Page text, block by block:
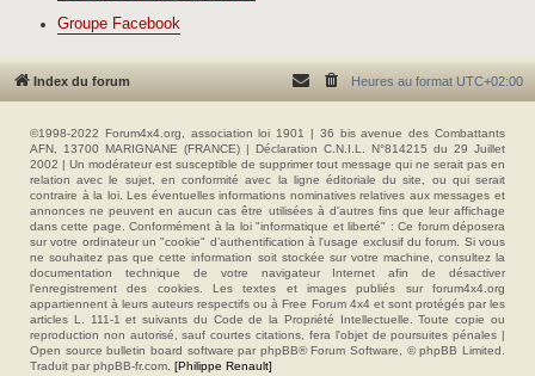
Groupe Facebook
Index du forum Heures au format UTC+02:00
©1998-2022 Forum4x4.org, association loi 1901 | 36 bis avenue des Combattants
AFN, 13700 MARIGNANE (FRANCE) | Déclaration C.N.I.L. N°814215 du 29 Juillet
2002 | Un modérateur est susceptible de supprimer tout message qui ne serait pas en
relation avec le sujet, en conformité avec la ligne éditoriale du site, ou qui serait
contraire à la loi. Les éventuelles informations nominatives relatives aux messages et
annonces ne peuvent en aucun cas être utilisées à d'autres fins que leur affichage
dans cette page. Conformément à la loi "informatique et liberté" : Ce forum déposera
sur votre ordinateur un "cookie" d’authentification à l'usage exclusif du forum. Si vous
ne souhaitez pas que cette information soit stockée sur votre machine, consultez la
documentation technique de votre navigateur Internet afin de désactiver
l'enregistrement des cookies. Les textes et images publiés sur forum4x4.org
appartiennent à leurs auteurs respectifs ou à Free Forum 4x4 et sont protégés par les
articles L. 111-1 et suivants du Code de la Propriété Intellectuelle. Toute copie ou
reproduction non autorisé, sauf courtes citations, fera l'objet de poursuites pénales |
Open source bulletin board software par phpBB® Forum Software, © phpBB Limited.
Traduit par phpBB-fr.com. [Philippe Renault]